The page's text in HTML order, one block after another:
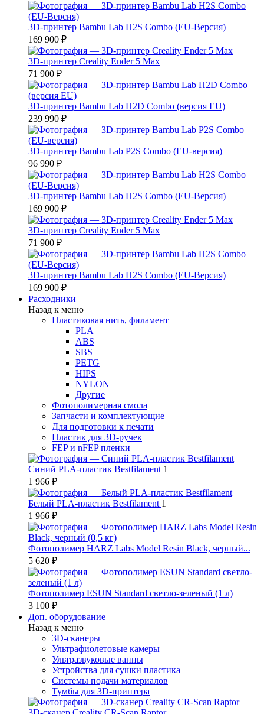
3D-принтер Bambu Lab H2S Combo (EU-Версия)
169 900 ₽
3D-принтер Creality Ender 5 Max
71 900 ₽
3D-принтер Bambu Lab H2D Combo (версия EU)
239 990 ₽
3D-принтер Bambu Lab P2S Combo (EU-версия)
96 990 ₽
3D-принтер Bambu Lab H2S Combo (EU-Версия)
169 900 ₽
3D-принтер Creality Ender 5 Max
71 900 ₽
3D-принтер Bambu Lab H2S Combo (EU-Версия)
169 900 ₽
Расходники
Назад к меню
Пластиковая нить, филамент
PLA
ABS
SBS
PETG
HIPS
NYLON
Другие
Фотополимерная смола
Запчасти и комплектующие
Для подготовки к печати
Пластик для 3D-ручек
FEP и nFEP пленки
Синий PLA-пластик Bestfilament 1
1 966 ₽
Белый PLA-пластик Bestfilament 1
1 966 ₽
Фотополимер HARZ Labs Model Resin Black, черный...
5 620 ₽
Фотополимер ESUN Standard светло-зеленый (1 л)
3 100 ₽
Доп. оборудование
Назад к меню
3D-сканеры
Ультрафиолетовые камеры
Ультразвуковые ванны
Устройства для сушки пластика
Системы подачи материалов
Тумбы для 3D-принтера